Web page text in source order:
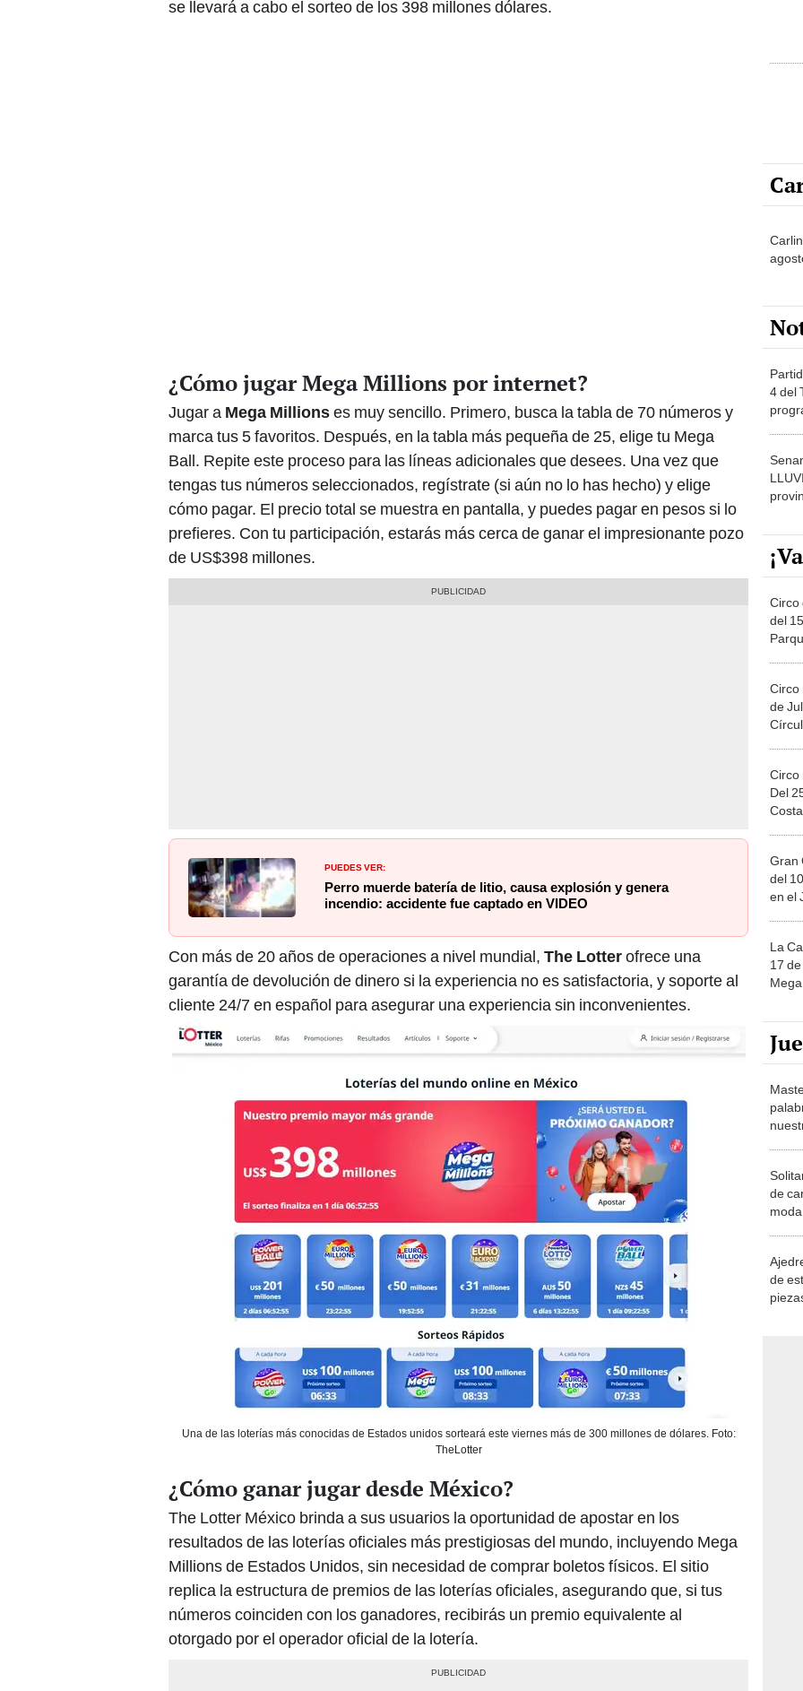
Jugar aMega Millionses muy sencillo. Primero, busca la tabla de 70 números y
marca tus 5 favoritos. Después, en la tabla más pequeña de 25, elige tu Mega
Ball. Repite este proceso para las líneas adicionales que desees. Una vez que
tengas tus números seleccionados, regístrate (si aún no lo has hecho) y elige
cómo pagar. El precio total se muestra en pantalla, y puedes pagar en pesos si lo
prefieres. Con tu participación, estarás más cerca de ganar el impresionante pozo
de US$398 millones.
PUEDES VER:
Perro muerde batería de litio, causa explosión y genera
incendio: accidente fue captado en VIDEO
Con más de 20 años de operaciones a nivel mundial,The Lotterofrece una
garantía de devolución de dinero si la experiencia no es satisfactoria, y soporte al
cliente 24/7 en español para asegurar una experiencia sin inconvenientes.
Una de las loterías más conocidas de Estados unidos sorteará este viernes más de 300 millones de dólares. Foto:
TheLotter
The Lotter México brinda a sus usuarios la oportunidad de apostar en los
resultados de las loterías oficiales más prestigiosas del mundo, incluyendo Mega
Millions de Estados Unidos, sin necesidad de comprar boletos físicos. El sitio
replica la estructura de premios de las loterías oficiales, asegurando que, si tus
números coinciden con los ganadores, recibirás un premio equivalente al
otorgado por el operador oficial de la lotería.
4 del
Circo
del
Circo
de
Circo
Del
Gran
del
en el
La
17
de
de